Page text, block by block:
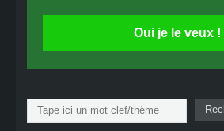
Oui je le veux !
Rechercher